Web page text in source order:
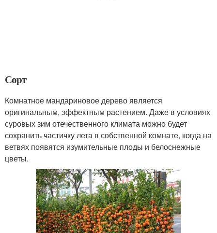
Сорт
Комнатное мандариновое дерево является
оригинальным, эффектным растением. Даже в условиях
суровых зим отечественного климата можно будет
сохранить частичку лета в собственной комнате, когда на
ветвях появятся изумительные плоды и белоснежные
цветы.